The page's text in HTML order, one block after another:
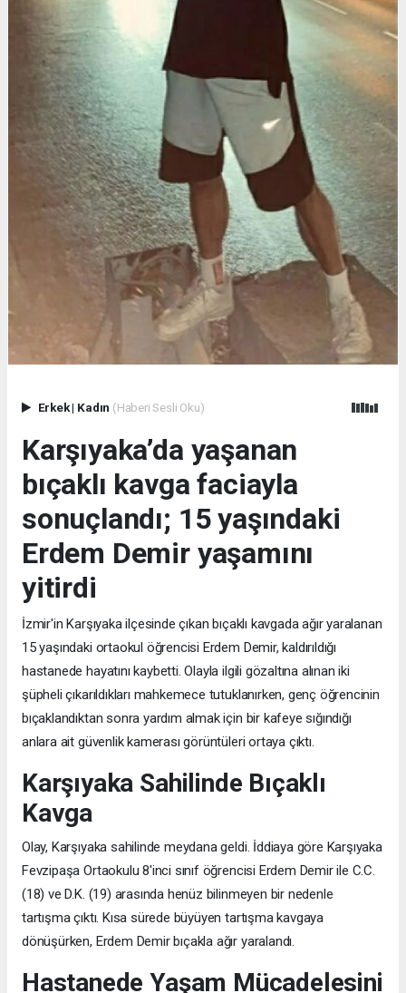
Erkek| Kadın (Haberi Sesli Oku)
Karşıyaka’da yaşanan
bıçaklı kavga faciayla
sonuçlandı; 15 yaşındaki
Erdem Demir yaşamını
yitirdi
İzmir'in Karşıyaka ilçesinde çıkan bıçaklı kavgada ağır yaralanan
15 yaşındaki ortaokul öğrencisi Erdem Demir, kaldırıldığı
hastanede hayatını kaybetti. Olayla ilgili gözaltına alınan iki
şüpheli çıkarıldıkları mahkemece tutuklanırken, genç öğrencinin
bıçaklandıktan sonra yardım almak için bir kafeye sığındığı
anlara ait güvenlik kamerası görüntüleri ortaya çıktı.
Karşıyaka Sahilinde Bıçaklı
Kavga
Olay, Karşıyaka sahilinde meydana geldi. İddiaya göre Karşıyaka
Fevzipaşa Ortaokulu 8'inci sınıf öğrencisi Erdem Demir ile C.C.
(18) ve D.K. (19) arasında henüz bilinmeyen bir nedenle
tartışma çıktı. Kısa sürede büyüyen tartışma kavgaya
dönüşürken, Erdem Demir bıçakla ağır yaralandı.
Hastanede Yaşam Mücadelesini